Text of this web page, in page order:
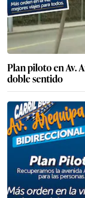
Plan piloto en Av.
doble sentido